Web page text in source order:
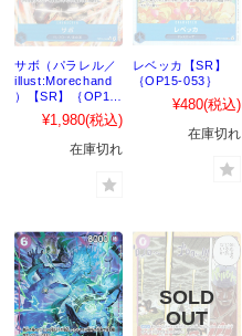
サボ（パラレル／
illust:Morechand
）【SR】｛OP15-
046｝¥1,980(税込)
在庫切れ
レベッカ【SR】
｛OP15-053｝
¥480(税込)
在庫切れ